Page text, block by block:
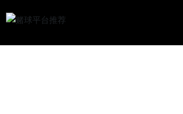
赌球平台推荐